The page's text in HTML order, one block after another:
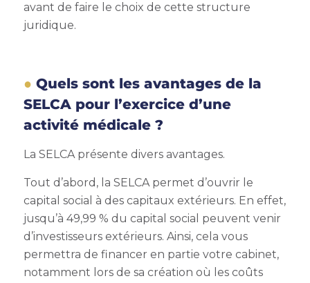
avant de faire le choix de cette structure
juridique.
Quels sont les avantages de la
SELCA pour l’exercice d’une
activité médicale ?
La SELCA présente divers avantages.
Tout d’abord, la SELCA permet d’ouvrir le
capital social à des capitaux extérieurs. En effet,
jusqu’à 49,99 % du capital social peuvent venir
d’investisseurs extérieurs. Ainsi, cela vous
permettra de financer en partie votre cabinet,
notamment lors de sa création où les coûts